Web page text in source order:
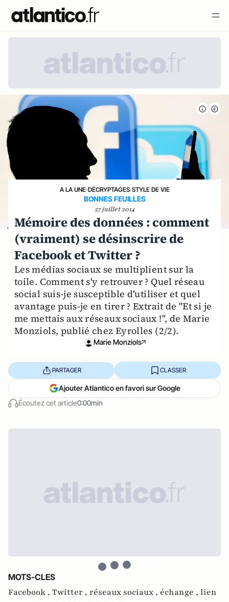
A LA UNE›DÉCRYPTAGES›STYLE DE VIE
BONNES FEUILLES
27 juillet 2014
Mémoire des données : comment
(vraiment) se désinscrire de
Facebook et Twitter ?
Les médias sociaux se multiplient sur la
toile. Comment s'y retrouver ? Quel réseau
social suis-je susceptible d'utiliser et quel
avantage puis-je en tirer ? Extrait de "Et si je
me mettais aux réseaux sociaux !", de Marie
Monziols, publié chez Eyrolles (2/2).
Marie Monziols
Écoutez cet article0:00min
PARTAGER CLASSER
Ajouter Atlantico en favori sur Google
MOTS-CLES
Facebook , Twitter , réseaux sociaux , échange , lien